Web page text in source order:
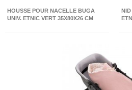
HOUSSE POUR NACELLE BUGA
UNIV. ETNIC VERT 35X80X26 CM
NID